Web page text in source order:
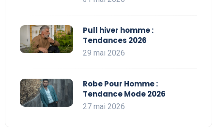
Pull hiver homme :
Tendances 2026
29 mai 2026
Robe Pour Homme :
Tendance Mode 2026
27 mai 2026